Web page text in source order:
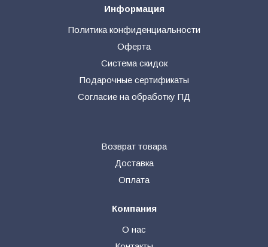
Информация
Политика конфиденциальности
Оферта
Система скидок
Подарочные сертификаты
Согласие на обработку ПД
Возврат товара
Доставка
Оплата
Компания
О нас